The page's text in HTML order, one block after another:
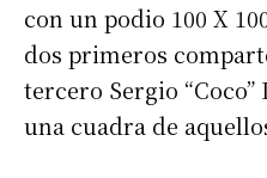
con un podio 100 X
dos primeros
tercero Sergio
una cuadra de